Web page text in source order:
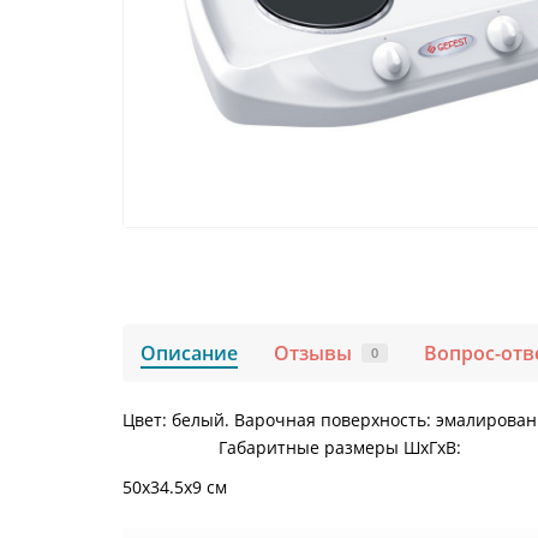
Описание Отзывы 0 Вопрос-
Цвет: белый. Варочная поверхность:
Габаритные размеры ШхГхВ:
50х34.5х9 см